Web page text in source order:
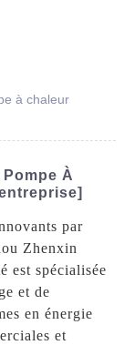
à chaleur
À
par
Zhenxin
est spécialisée
et de
en énergie
et